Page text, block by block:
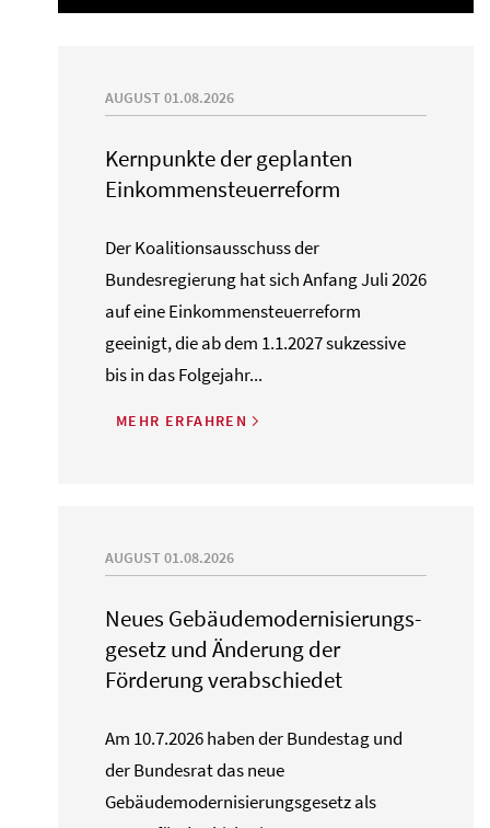
AUGUST 01.08.2026
Kernpunkte der geplanten
Einkommensteuerreform
Der Koalitionsausschuss der
Bundesregierung hat sich Anfang Juli 2026
auf eine Einkommensteuerreform
geeinigt, die ab dem 1.1.2027 sukzessive
bis in das Folgejahr...
MEHR ERFAHREN
AUGUST 01.08.2026
Neues Gebäude­moderni­sierungs­
gesetz und Änderung der
Förderung verabschiedet
Am 10.7.2026 haben der Bundestag und
der Bundesrat das neue
Gebäudemodernisierungsgesetz als